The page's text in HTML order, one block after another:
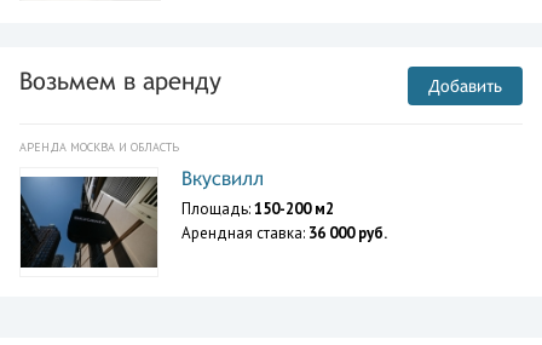
Возьмем в аренду Добавить
АРЕНДА МОСКВА И ОБЛАСТЬ
Вкусвилл
Площадь:150-200 м2
Арендная ставка: 36 000 руб.